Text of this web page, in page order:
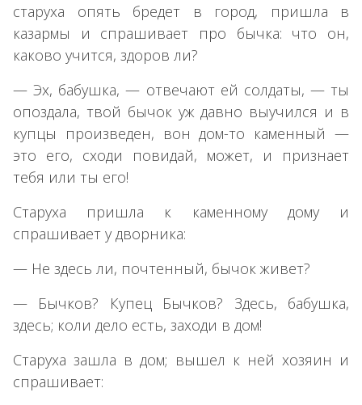
старуха опять бредет в город, пришла в
казармы и спрашивает про бычка: что он,
каково учится, здоров ли?
— Эх, бабушка, — отвечают ей солдаты, — ты
опоздала, твой бычок уж давно выучился и в
купцы произведен, вон дом-то каменный —
это его, сходи повидай, может, и признает
тебя или ты его!
Старуха пришла к каменному дому и
спрашивает у дворника:
— Не здесь ли, почтенный, бычок живет?
— Бычков? Купец Бычков? Здесь, бабушка,
здесь; коли дело есть, заходи в дом!
Старуха зашла в дом; вышел к ней хозяин и
спрашивает: